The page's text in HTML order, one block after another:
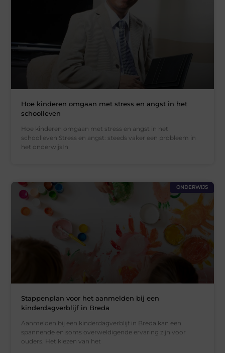
Hoe kinderen omgaan met stress en angst in het
schoolleven
Hoe kinderen omgaan met stress en angst in het
schoolleven Stress en angst: steeds vaker een probleem in
het onderwijsIn
ONDERWIJS
Stappenplan voor het aanmelden bij een
kinderdagverblijf in Breda
Aanmelden bij een kinderdagverblijf in Breda kan een
spannende en soms overweldigende ervaring zijn voor
ouders. Het kiezen van het